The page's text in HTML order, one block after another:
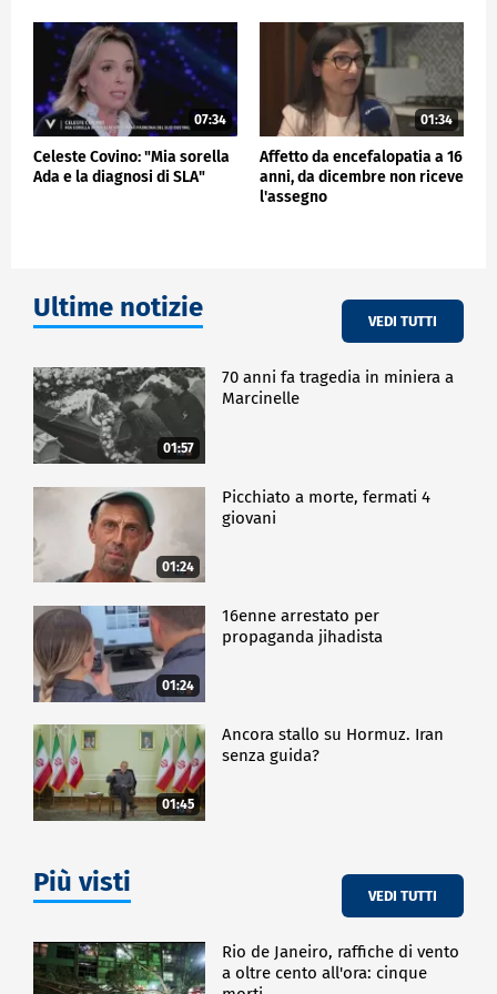
ulteriormente ottimizzato, intervenendo su
prevenzione e percorsi di cura. Per questo parleremo
della patologia anche attraverso counseling
nutrizionale e formazione sul riconoscimento dei
sintomi", ha concluso.
CRONACA
07:34
Celeste Covino: "Mia sorella
Ada e la diagnosi di SLA"
01:34
Affetto da encefalopatia a 16
anni, da dicembre non riceve
l'assegno
Ultime notizie VEDI TUTTI
01:57
70 anni fa tragedia in miniera a
Marcinelle
01:24
Picchiato a morte, fermati 4
giovani
01:24
16enne arrestato per
propaganda jihadista
01:45
Ancora stallo su Hormuz. Iran
senza guida?
Più visti VEDI TUTTI
Rio de Janeiro, raffiche di vento
a oltre cento all'ora: cinque